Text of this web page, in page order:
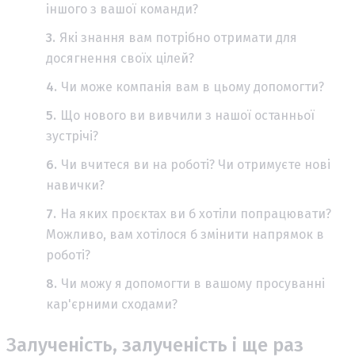
іншого з вашої команди?
Які знання вам потрібно отримати для
досягнення своїх цілей?
Чи може компанія вам в цьому допомогти?
Що нового ви вивчили з нашої останньої
зустрічі?
Чи вчитеся ви на роботі? Чи отримуєте нові
навички?
На яких проєктах ви б хотіли попрацювати?
Можливо, вам хотілося б змінити напрямок в
роботі?
Чи можу я допомогти в вашому просуванні
кар'єрними сходами?
Залученість, залученість і ще раз